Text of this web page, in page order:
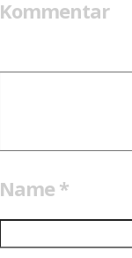
Kommentar
Name *